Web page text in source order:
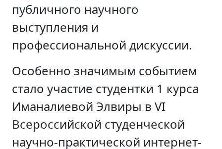
публичного научного
выступления и
профессиональной дискуссии.
Особенно значимым событием
стало участие студентки 1 курса
Иманалиевой Элвиры в VI
Всероссийской студенческой
научно-практической интернет-